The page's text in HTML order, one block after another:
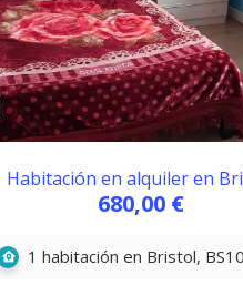
Habitación en alquiler en
680,00 €
1 habitación en Bristol,